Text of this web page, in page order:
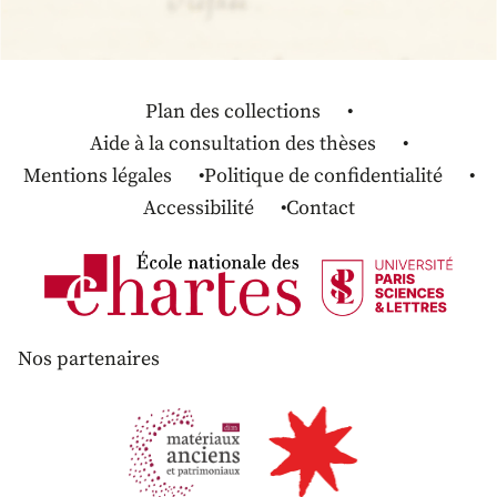
Plan des collections
Aide à la consultation des thèses
Mentions légales
Politique de confidentialité
Accessibilité
Contact
Nos partenaires